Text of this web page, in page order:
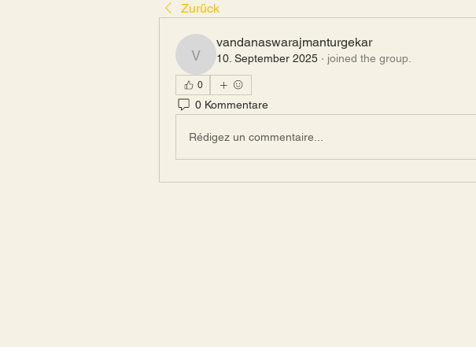
Zurück
vandanaswarajmanturgekar
vandanaswarajmanturgekar
10. September 2025 · joined the group.
0
0 Kommentare
Rédigez un commentaire...